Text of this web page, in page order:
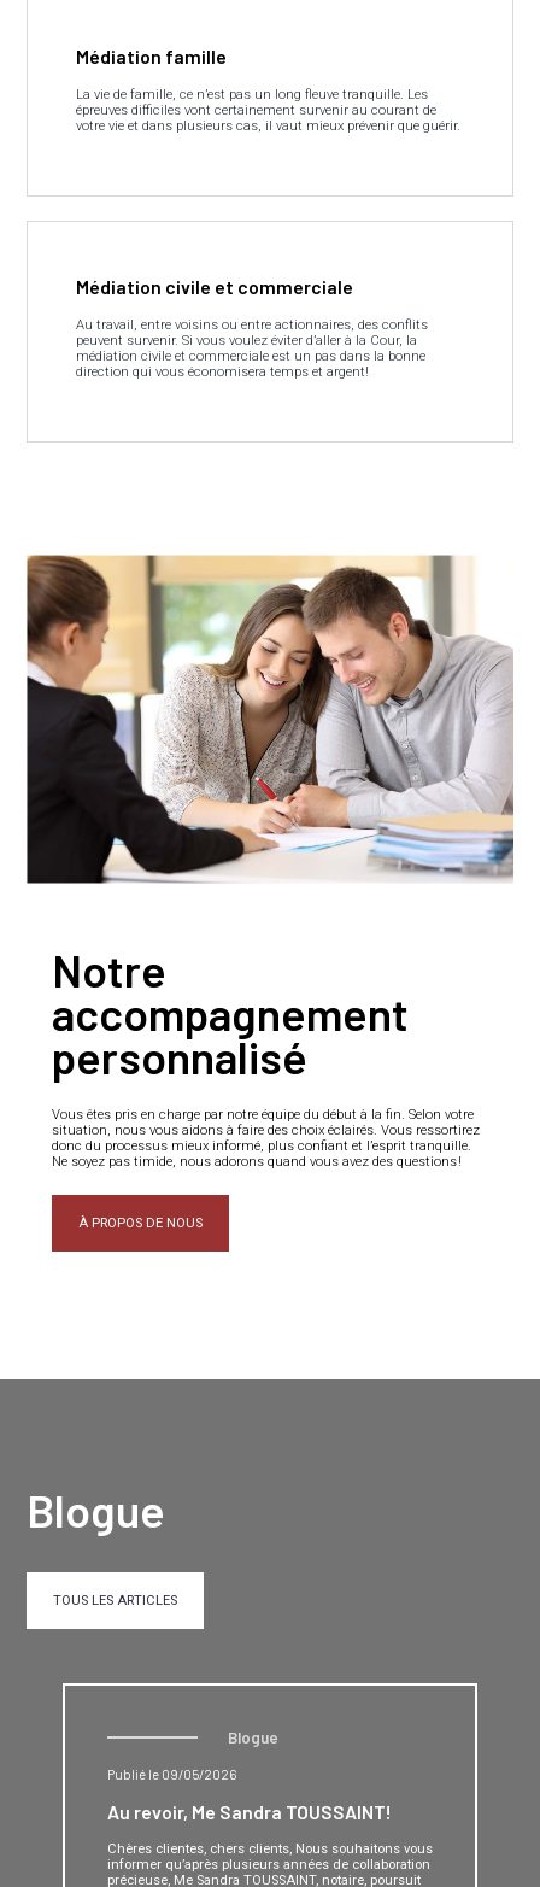
Médiation famille
La vie de famille, ce n’est pas un long fleuve tranquille. Les
épreuves difficiles vont certainement survenir au courant de
votre vie et dans plusieurs cas, il vaut mieux prévenir que guérir.
Médiation civile et commerciale
Au travail, entre voisins ou entre actionnaires, des conflits
peuvent survenir. Si vous voulez éviter d’aller à la Cour, la
médiation civile et commerciale est un pas dans la bonne
direction qui vous économisera temps et argent!
Notre
accompagnement
personnalisé
Vous êtes pris en charge par notre équipe du début à la fin. Selon votre
situation, nous vous aidons à faire des choix éclairés. Vous ressortirez
donc du processus mieux informé, plus confiant et l’esprit tranquille.
Ne soyez pas timide, nous adorons quand vous avez des questions !
À PROPOS DE NOUS
Blogue
TOUS LES ARTICLES
Blogue
Publié le 09/05/2026
Au revoir, Me Sandra TOUSSAINT!
Chères clientes, chers clients, Nous souhaitons vous
informer qu’après plusieurs années de collaboration
précieuse, Me Sandra TOUSSAINT, notaire, poursuit